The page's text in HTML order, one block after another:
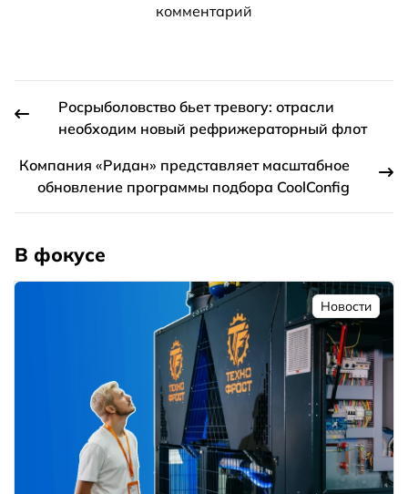
комментарий
Росрыболовство бьет тревогу: отрасли
необходим новый рефрижераторный флот
Компания «Ридан» представляет масштабное
обновление программы подбора CoolConfig
В фокусе
Новости